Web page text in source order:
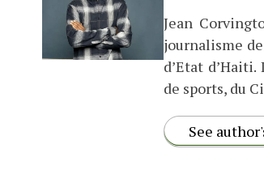
Jean
journalisme
d’Etat
de sports, du
See